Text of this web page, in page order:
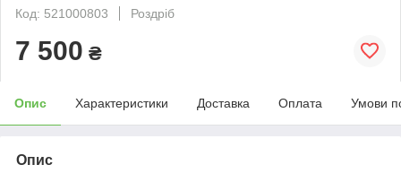
Код: 521000803
Роздріб
7 500 ₴
Опис Характеристики Доставка Оплата Умови
Опис